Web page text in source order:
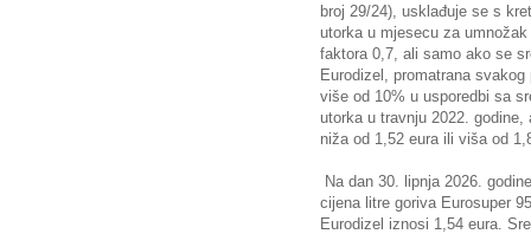
broj 29/24), usklađuje se s
utorka u mjesecu za
faktora 0,7, ali samo ako se
Eurodizel, promatrana
više od 10% u usporedbi sa
utorka u travnju 2022.
niža od 1,52 eura ili viša od
Na dan 30. lipnja 2026.
cijena litre goriva Eurosuper
Eurodizel iznosi 1,54 eura.